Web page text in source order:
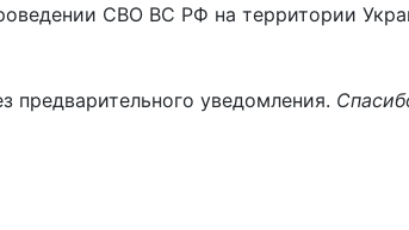
СВО ВС РФ на территории
предварительного уведомления.